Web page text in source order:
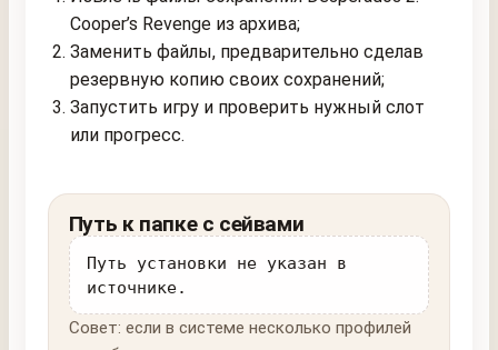
Cooper’s Revenge из архива;
Заменить файлы, предварительно сделав
резервную копию своих сохранений;
Запустить игру и проверить нужный слот
или прогресс.
Путь к папке с сейвами
Путь установки не указан в
источнике.
Совет: если в системе несколько профилей